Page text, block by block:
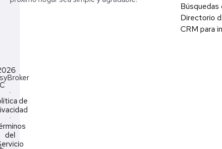
Búsquedas
Directorio
CRM para
·
de
·
del